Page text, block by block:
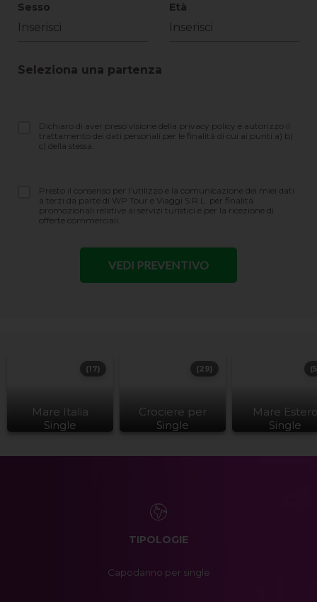
Sesso Età
Seleziona una partenza
Dichiaro di aver preso visione della privacy policy e autorizzo il
trattamento dei dati personali per le finalità di cui ai punti a) b)
c) della stessa.
Presto il consenso per l’utilizzo e la comunicazione dei miei dati
a terzi da parte di WP Tour e Viaggi S.R.L. per finalità
promozionali relative ai servizi turistici e per la ricezione di
offerte commerciali.
Mare Italia
Single
(17)
Crociere per
Single
(29)
Mare
Single
TIPOLOGIE
Capodanno per single